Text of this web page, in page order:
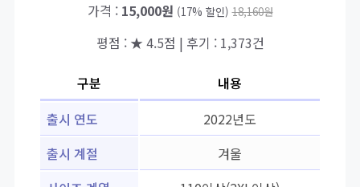
가격 : 15,000원 (17% 할인) 18,160원
평점 : ★ 4.5점 | 후기 : 1,373건
구분
내용
출시 연도
2022년도
출시 계절
겨울